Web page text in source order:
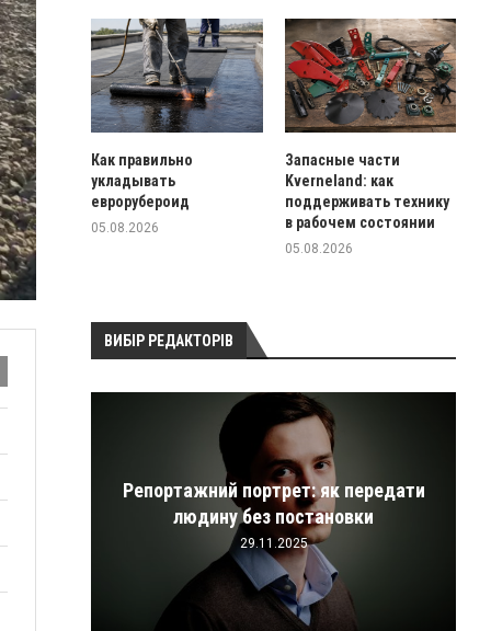
Как правильно
укладывать
еврорубероид
05.08.2026
Запасные части
Kverneland: как
поддерживать технику
в рабочем состоянии
05.08.2026
ВИБІР РЕДАКТОРІВ
Репортажний портрет: як передати
людину без постановки
29.11.2025